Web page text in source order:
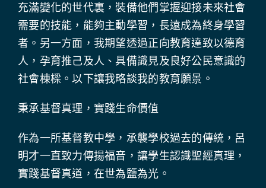
充滿變化的世代裏，裝備他們掌握迎接未來社會
需要的技能，能夠主動學習，長遠成為終身學習
者。另一方面，我期望透過正向教育達致以德育
人，孕育推己及人、具備識見及良好公民意識的
社會棟樑。以下讓我略談我的教育願景。
秉承基督真理，實踐生命價值
作為一所基督教中學，承襲學校過去的傳統，呂
明才一直致力傳揚福音，讓學生認識聖經真理，
實踐基督真道，在世為鹽為光。